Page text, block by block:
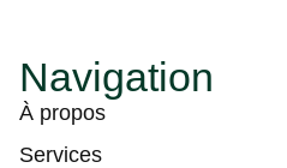
Navigation
À propos
Services